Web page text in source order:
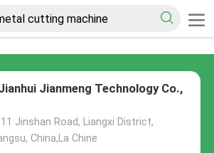
Jianmeng Technology Co.,
Jinshan Road, Liangxi District,
China,La Chine